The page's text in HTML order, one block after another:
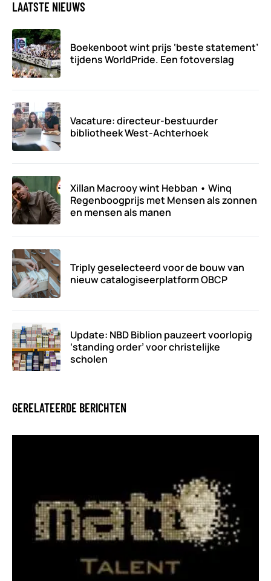
LAATSTE NIEUWS
Boekenboot wint prijs ‘beste statement’
tijdens WorldPride. Een fotoverslag
Vacature: directeur-bestuurder
bibliotheek West-Achterhoek
Xillan Macrooy wint Hebban • Winq
Regenboogprijs met Mensen als zonnen
en mensen als manen
Triply geselecteerd voor de bouw van
nieuw catalogiseerplatform OBCP
Update: NBD Biblion pauzeert voorlopig
‘standing order’ voor christelijke
scholen
GERELATEERDE BERICHTEN